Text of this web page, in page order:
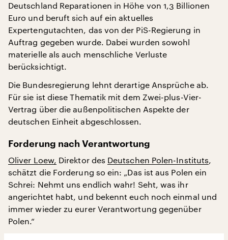
Deutschland Reparationen in Höhe von 1,3 Billionen
Euro und beruft sich auf ein aktuelles
Expertengutachten, das von der PiS-Regierung in
Auftrag gegeben wurde. Dabei wurden sowohl
materielle als auch menschliche Verluste
berücksichtigt.
Die Bundesregierung lehnt derartige Ansprüche ab.
Für sie ist diese Thematik mit dem Zwei-plus-Vier-
Vertrag über die außenpolitischen Aspekte der
deutschen Einheit abgeschlossen.
Forderung nach Verantwortung
Oliver Loew, Direktor des Deutschen Polen-Instituts,
schätzt die Forderung so ein: „Das ist aus Polen ein
Schrei: Nehmt uns endlich wahr! Seht, was ihr
angerichtet habt, und bekennt euch noch einmal und
immer wieder zu eurer Verantwortung gegenüber
Polen.“